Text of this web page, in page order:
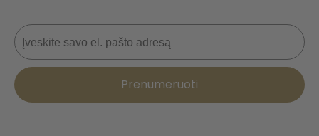
El. paštas
Prenumeruoti